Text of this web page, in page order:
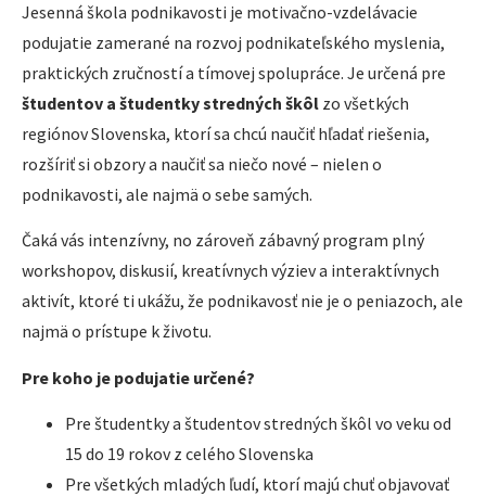
Jesenná škola podnikavosti je motivačno-vzdelávacie
podujatie zamerané na rozvoj podnikateľského myslenia,
praktických zručností a tímovej spolupráce. Je určená pre
študentov a študentky stredných škôl zo všetkých
regiónov Slovenska, ktorí sa chcú naučiť hľadať riešenia,
rozšíriť si obzory a naučiť sa niečo nové – nielen o
podnikavosti, ale najmä o sebe samých.
Čaká vás intenzívny, no zároveň zábavný program plný
workshopov, diskusií, kreatívnych výziev a interaktívnych
aktivít, ktoré ti ukážu, že podnikavosť nie je o peniazoch, ale
najmä o prístupe k životu.
Pre koho je podujatie určené?
Pre študentky a študentov stredných škôl vo veku od
15 do 19 rokov z celého Slovenska
Pre všetkých mladých ľudí, ktorí majú chuť objavovať